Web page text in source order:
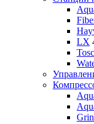
LX